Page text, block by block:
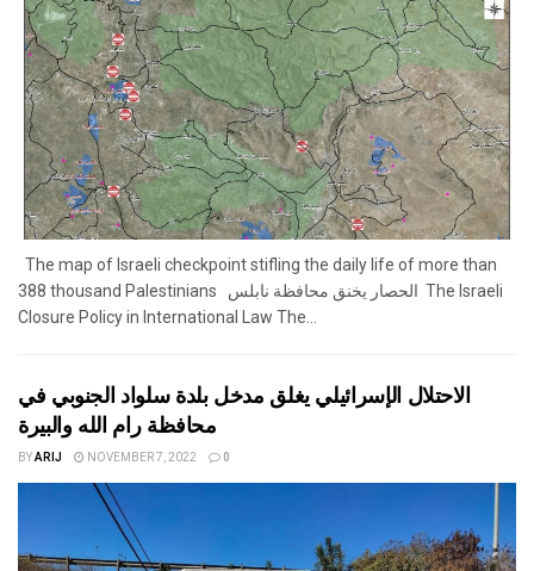
The map of Israeli checkpoint stifling the daily life of more than
388 thousand Palestinians الحصار يخنق محافظة نابلس The Israeli
Closure Policy in International Law The...
الاحتلال الإسرائيلي يغلق مدخل بلدة سلواد الجنوبي في
محافظة رام الله والبيرة
BYARIJ NOVEMBER 7, 2022 0